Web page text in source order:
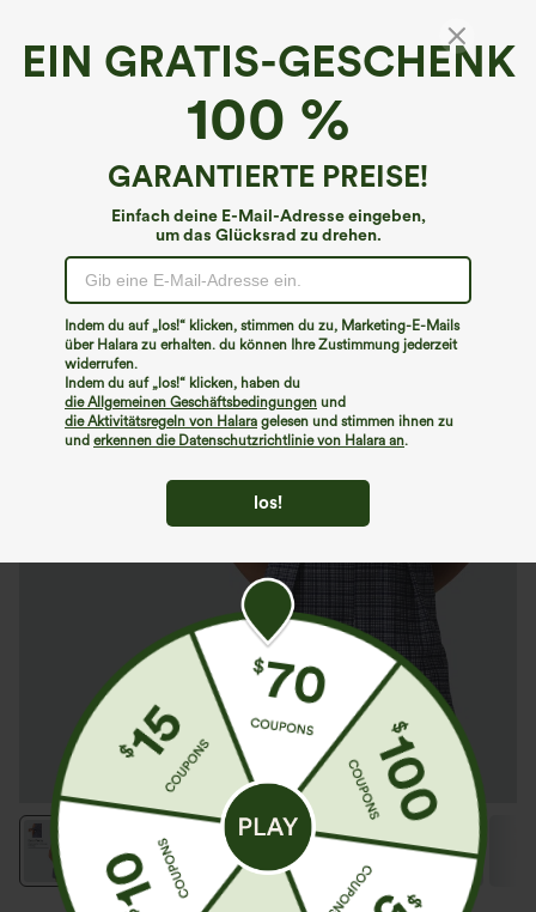
EIN GRATIS-GESCHENK
100 %
GARANTIERTE PREISE!
Einfach deine E-Mail-Adresse eingeben,
um das Glücksrad zu drehen.
Indem du auf „los!“ klicken, stimmen du zu, Marketing-E-Mails
über Halara zu erhalten. du können Ihre Zustimmung jederzeit
widerrufen.
Indem du auf „los!“ klicken, haben du
die Allgemeinen Geschäftsbedingungen und
die Aktivitätsregeln von Halara gelesen und stimmen ihnen zu
und erkennen die Datenschutzrichtlinie von Halara an.
los!
V-Ausschnitt, ärmelloser, karierter Crinkle-
Romper mit Taschen – schnell trocknend,
Resort-Style – Easy Peezy